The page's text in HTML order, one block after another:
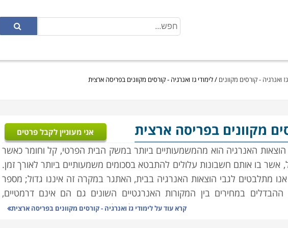
ואנרגיה - קורסים מקוונים /לימודי גז ואנרגיה - קורסים מקוונים בפריסה ארצית
מקוונים בפריסה ארצית אני מעוניין לקבל פרטים
האנרגיה הוא מהמשמעותיים ביותר במשק הבית הפרטי, קל וחומר כאשר
אשר בו אותם חשבונות עלולים להתבטא בסכומים משמעותיים ביותר לאורך זמן.
אנו מתלבטים לגבי הוצאות האנרגיה בבית, האתגר במקרה זה איננו גדול; מספר
במחירים בין המקורות האנרגטיים השונים גם הם אינם דרמטיים,
במיוחד. במקרה המסובך יתבטא הדבר למשל בהתקנת ארובה עם המעבר
קרא עוד עללימודי גז ואנרגיה - קורסים מקוונים בפריסה ארצית